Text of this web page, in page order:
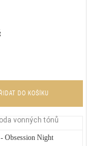
Me
DO KOŠÍKU
vonných tónů
Obsession Night